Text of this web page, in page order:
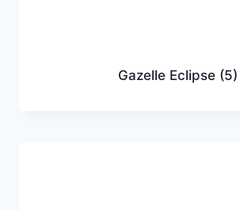
Gazelle Eclipse (5)